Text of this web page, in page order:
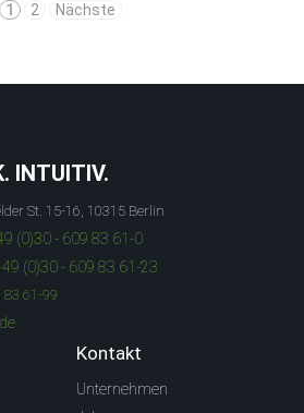
1 2 Nächste
INTUITIV.
St. 15-16, 10315 Berlin
(0)30 - 609 83 61-0
(0)30 - 609 83 61-23
83 61-99
Kontakt
Unternehmen